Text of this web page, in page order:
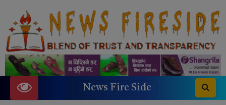
News Fire Side